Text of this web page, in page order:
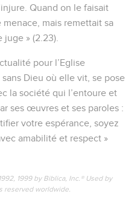
Quand on le faisait
mais remettait sa
» (2.23).
pour l’Eglise
sans Dieu où elle vit, se pose
la société qui l’entoure et
ses œuvres et ses paroles :
votre espérance, soyez
amabilité et respect »
1999 by Biblica, Inc.® Used by
reserved worldwide.